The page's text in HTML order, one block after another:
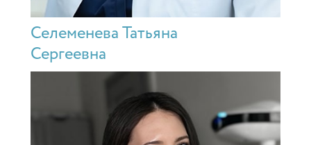
Селеменева Татьяна
Сергеевна